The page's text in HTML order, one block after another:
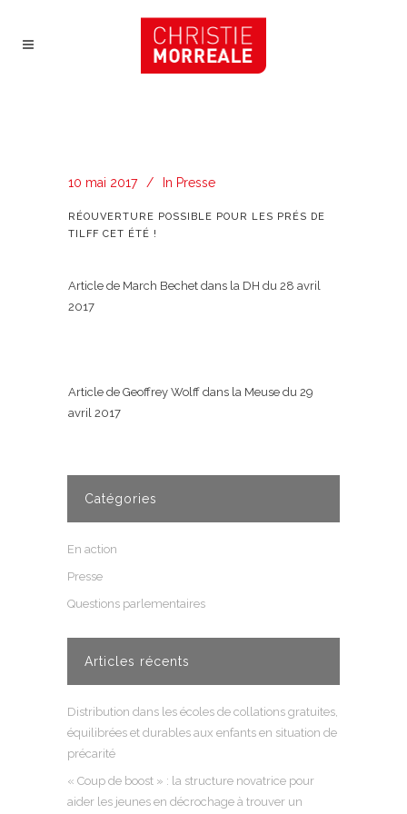
10 mai 2017 In Presse
RÉOUVERTURE POSSIBLE POUR LES PRÉS DE
TILFF CET ÉTÉ !
Article de March Bechet dans la DH du 28 avril
2017
Article de Geoffrey Wolff dans la Meuse du 29
avril 2017
Catégories
En action
Presse
Questions parlementaires
Articles récents
Distribution dans les écoles de collations gratuites,
équilibrées et durables aux enfants en situation de
précarité
« Coup de boost » : la structure novatrice pour
aider les jeunes en décrochage à trouver un